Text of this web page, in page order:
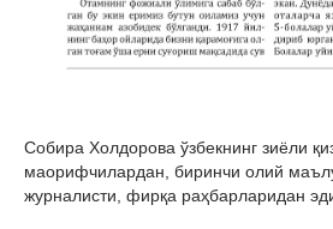
Собира Холдорова ўзбекнинг зиёли
маорифчилардан, биринчи олий
журналисти, фирқа раҳбарларидан